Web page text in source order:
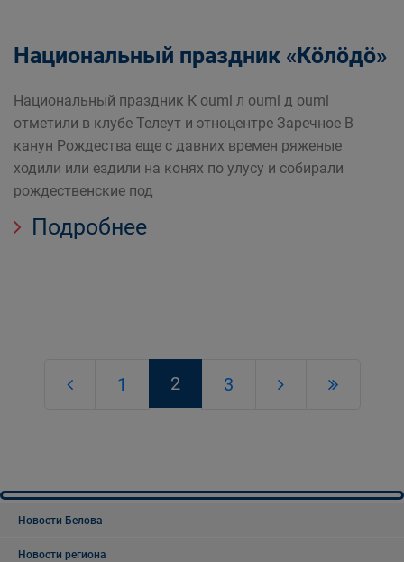
Национальный праздник «Кöлöдö»
Национальный праздник К ouml л ouml д ouml
отметили в клубе Телеут и этноцентре Заречное В
канун Рождества еще с давних времен ряженые
ходили или ездили на конях по улусу и собирали
рождественские под
Подробнее
1 2 3
Новости Белова
Новости региона